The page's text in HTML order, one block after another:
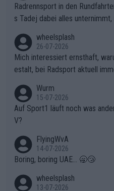
Radrennsport in den
s Tadej dabei alles unternimmt,
ganze Team auch mental stark
olg teilzuhaben, ist ihm ganz
chen weit über den Radsport
wheelsplash
26-07-2026
Mich interessiert ernsthaft,
estalt, bei Radsport aktuell
Wurm
15-07-2026
Auf Sport1 läuft noch was
V?
FlyingWvA
14-07-2026
Boring, boring UAE... 🥱😴
wheelsplash
13-07-2026